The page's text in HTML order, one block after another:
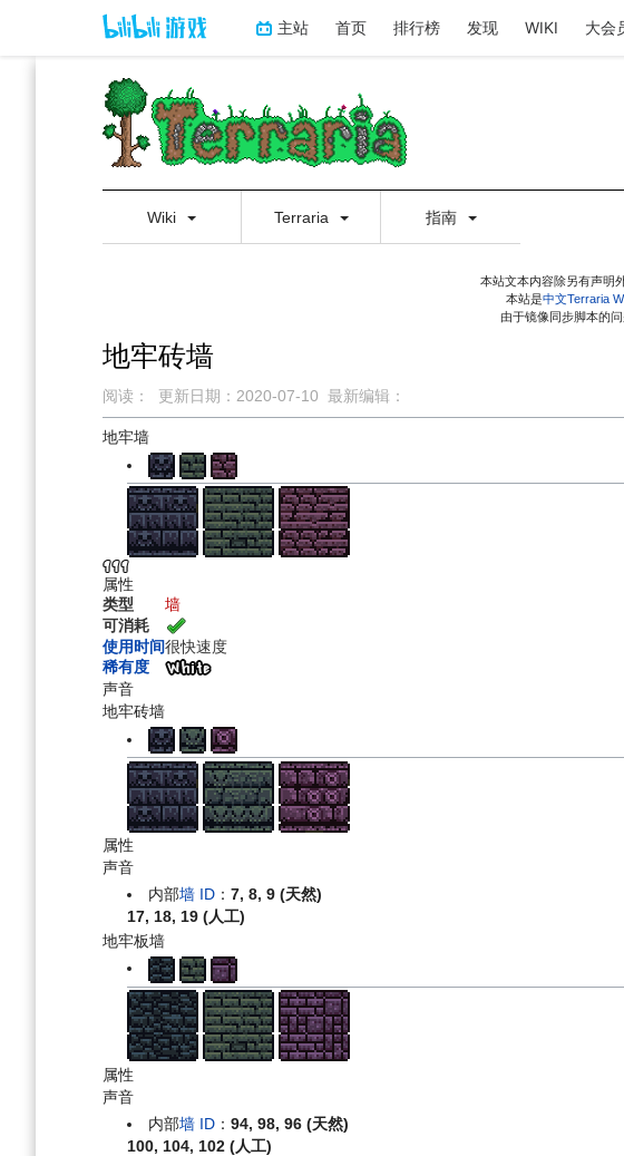
主站 首页 排行榜 发现 WIKI 大会
Wiki Terraria 指南
本站文本内容除另有声明
本站是中文Terraria
由于镜像同步脚本的
地牢砖墙
阅读： 更新日期： 2020-07-10 最新编辑：
跳
跳
地牢墙
属性
类型
墙
可消耗
使用时间很快速度
稀有度
声音
地牢砖墙
属性
声音
内部墙 ID ：7, 8, 9 (天然)
17, 18, 19 (人工)
地牢板墙
属性
声音
内部墙 ID ：94, 98, 96 (天然)
100, 104, 102 (人工)